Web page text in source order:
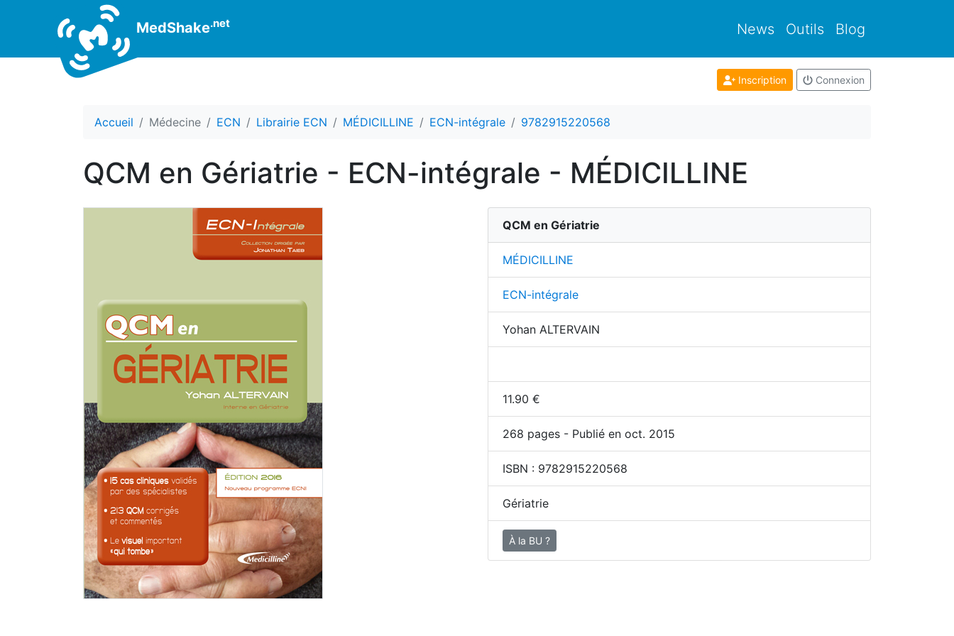
MedShake.net News Outils Blog
Inscription Connexion
Accueil Médecine ECN Librairie ECN MÉDICILLINE ECN-intégrale 9782915220568
QCM en Gériatrie - ECN-intégrale - MÉDICILLINE
QCM en Gériatrie
MÉDICILLINE
ECN-intégrale
Yohan ALTERVAIN
11.90 €
268 pages - Publié en oct. 2015
ISBN : 9782915220568
Gériatrie
À la BU ?